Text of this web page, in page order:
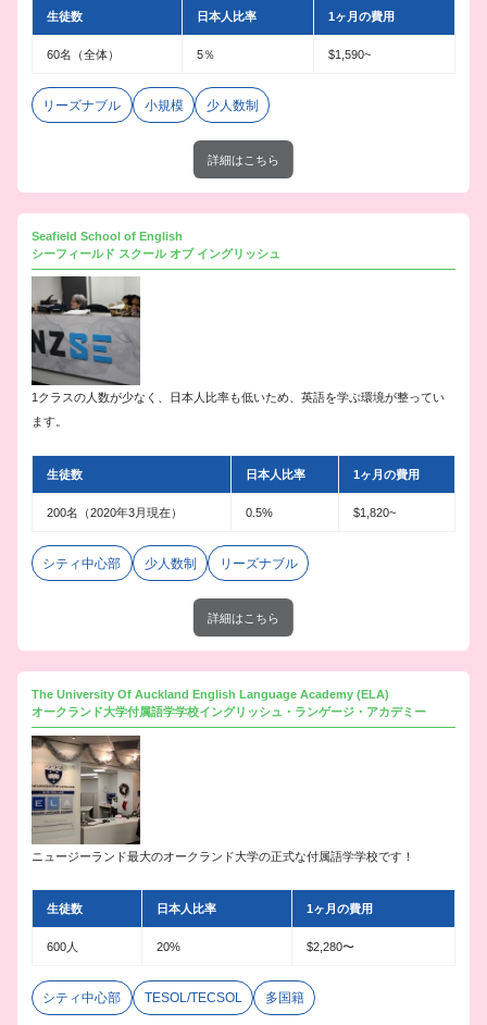
生徒数 日本人比率 1ヶ月の費用
60名（全体） 5％ $1,590~
リーズナブル 小規模 少人数制
詳細はこちら
Seafield School of English
シーフィールド スクール オブ イングリッシュ
1クラスの人数が少なく、日本人比率も低いため、英語を学ぶ環境が整ってい
ます。
生徒数 日本人比率 1ヶ月の費用
200名（2020年3月現在） 0.5% $1,820~
シティ中心部 少人数制 リーズナブル
詳細はこちら
The University Of Auckland English Language Academy (ELA)
オークランド大学付属語学学校イングリッシュ・ランゲージ・アカデミー
ニュージーランド最大のオークランド大学の正式な付属語学学校です！
生徒数 日本人比率 1ヶ月の費用
600人 20% $2,280〜
シティ中心部 TESOL/TECSOL 多国籍